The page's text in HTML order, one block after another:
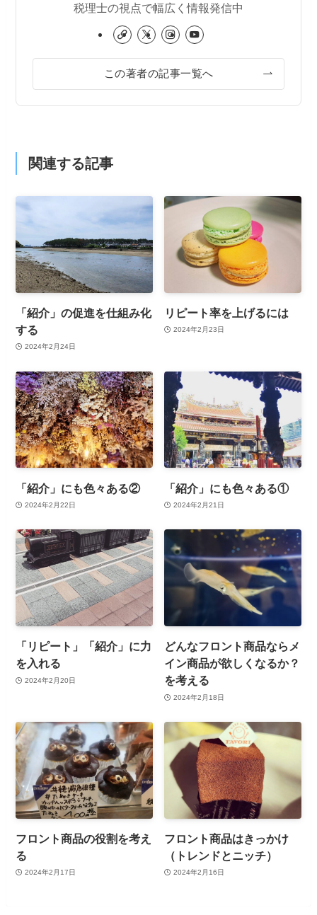
税理士の視点で幅広く情報発信中
この著者の記事一覧へ
関連する記事
「紹介」の促進を仕組み化
する
2024年2月24日
リピート率を上げるには
2024年2月23日
「紹介」にも色々ある②
2024年2月22日
「紹介」にも色々ある①
2024年2月21日
「リピート」「紹介」に力
を入れる
2024年2月20日
どんなフロント商品ならメ
イン商品が欲しくなるか？
を考える
2024年2月18日
フロント商品の役割を考え
る
2024年2月17日
フロント商品はきっかけ
（トレンドとニッチ）
2024年2月16日